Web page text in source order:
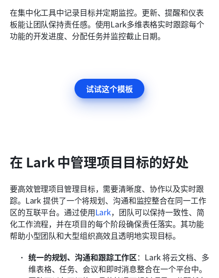
在集中化工具中记录目标并定期监控。更新、提醒和仪表
板能让团队保持责任感。使用Lark多维表格实时跟踪每个
功能的开发进度、分配任务并监控截止日期。
试试这个模板
在 Lark 中管理项目目标的好处
要高效管理项目管理目标，需要清晰度、协作以及实时跟
踪。Lark 提供了一个将规划、沟通和监控整合在同一工作
区的互联平台。通过使用Lark，团队可以保持一致性、简
化工作流程，并在项目的每个阶段确保责任落实。其功能
帮助小型团队和大型组织高效且透明地实现目标。
统一的规划、沟通和跟踪工作区：Lark 将云文档、多
维表格、任务、会议和即时消息整合在一个平台中。